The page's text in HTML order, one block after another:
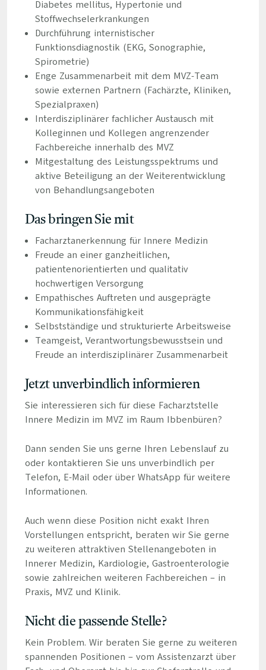
Diabetes mellitus, Hypertonie und
Stoffwechselerkrankungen
Durchführung internistischer
Funktionsdiagnostik (EKG, Sonographie,
Spirometrie)
Enge Zusammenarbeit mit dem MVZ-Team
sowie externen Partnern (Fachärzte, Kliniken,
Spezialpraxen)
Interdisziplinärer fachlicher Austausch mit
Kolleginnen und Kollegen angrenzender
Fachbereiche innerhalb des MVZ
Mitgestaltung des Leistungsspektrums und
aktive Beteiligung an der Weiterentwicklung
von Behandlungsangeboten
Das bringen Sie mit
Facharztanerkennung für Innere Medizin
Freude an einer ganzheitlichen,
patientenorientierten und qualitativ
hochwertigen Versorgung
Empathisches Auftreten und ausgeprägte
Kommunikationsfähigkeit
Selbstständige und strukturierte Arbeitsweise
Teamgeist, Verantwortungsbewusstsein und
Freude an interdisziplinärer Zusammenarbeit
Jetzt unverbindlich informieren
Sie interessieren sich für diese Facharztstelle
Innere Medizin im MVZ im Raum Ibbenbüren?
Dann senden Sie uns gerne Ihren Lebenslauf zu
oder kontaktieren Sie uns unverbindlich per
Telefon, E-Mail oder über WhatsApp für weitere
Informationen.
Auch wenn diese Position nicht exakt Ihren
Vorstellungen entspricht, beraten wir Sie gerne
zu weiteren attraktiven Stellenangeboten in
Innerer Medizin, Kardiologie, Gastroenterologie
sowie zahlreichen weiteren Fachbereichen – in
Praxis, MVZ und Klinik.
Nicht die passende Stelle?
Kein Problem. Wir beraten Sie gerne zu weiteren
spannenden Positionen – vom Assistenzarzt über